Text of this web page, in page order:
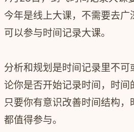
今年是线上大课，不需要去
可以参与时间记录大课。
分析和规划是时间记录里不可
论你是否开始记录时间，时间
只要你有意识改善时间结构
都值得参与。